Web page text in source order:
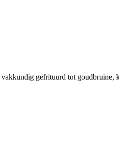
gefrituurd tot